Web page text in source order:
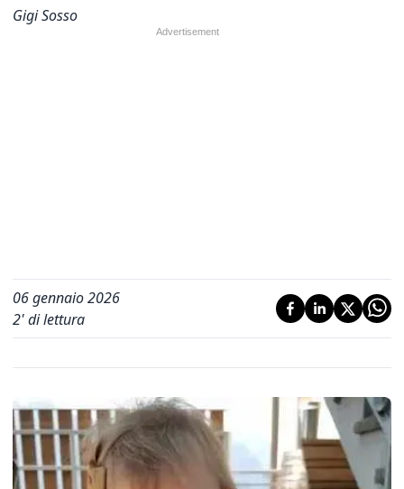
Gigi Sosso
06 gennaio 2026
2' di lettura